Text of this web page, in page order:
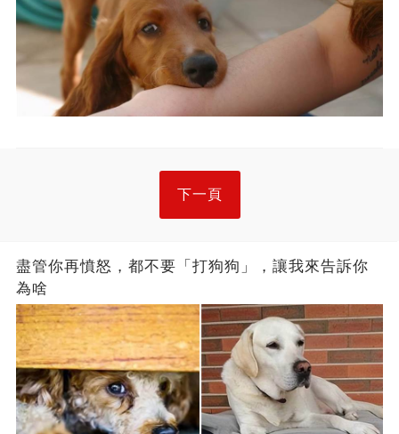
下一頁
盡管你再憤怒，都不要「打狗狗」，讓我來告訴你
為啥